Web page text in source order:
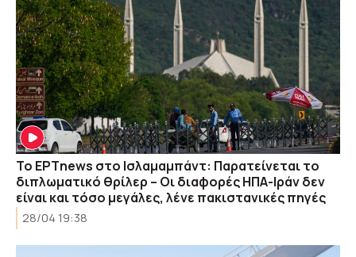
Το ΕΡΤnews στο Ισλαμαμπάντ: Παρατείνεται το
διπλωματικό θρίλερ – Οι διαφορές ΗΠΑ-Ιράν δεν
είναι και τόσο μεγάλες, λένε πακιστανικές πηγές
28/04 19:38